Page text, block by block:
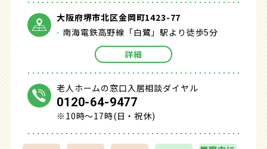
大阪府堺市北区金岡町1423-77
南海電鉄高野線「白鷺」駅より徒歩5分
詳細
老人ホームの窓口入居相談ダイヤル
0120-64-9477
※10時～17時(日・祝休)